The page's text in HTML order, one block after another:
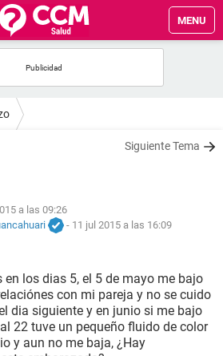
MENU
Siguiente Tema
a las 09:26
- 11 jul 2015 a las 16:09
los dias 5, el 5 de mayo me bajo
con mi pareja y no se cuido
dia siguiente y en junio si me bajo
22 tuve un pequeño fluido de color
y aun no me baja, ¿Hay